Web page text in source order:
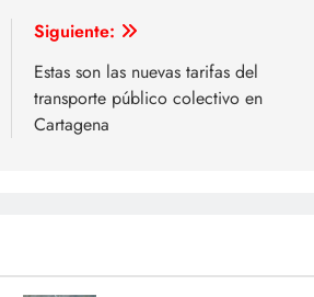
Siguiente:
Estas son las nuevas tarifas del
transporte público colectivo en
Cartagena